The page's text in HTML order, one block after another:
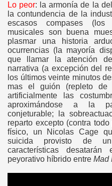
Lo peor: la armonía de la
la contundencia de la
escasos compases (los
musicales son buena
plasmar una historia
ocurrencias (la mayoría
que llamar la atención
narrativa (a excepción del
los últimos veinte minutos
mas el guión (repleto de
artificialmente las
aproximándose a la
conjeturable; la
reparto excepto (contra
físico, un Nicolas Cage
suicida provisto de
características
peyorativo híbrido entre Mad